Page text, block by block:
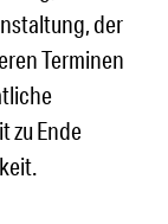
der
Terminen
zu Ende